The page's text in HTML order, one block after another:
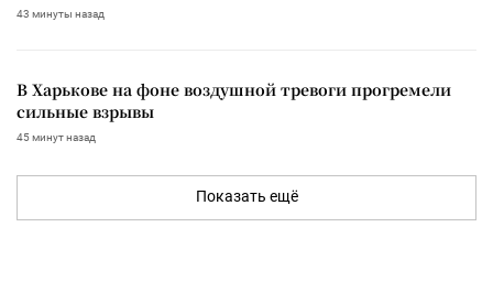
43 минуты назад
В Харькове на фоне воздушной тревоги прогремели
сильные взрывы
45 минут назад
Показать ещё